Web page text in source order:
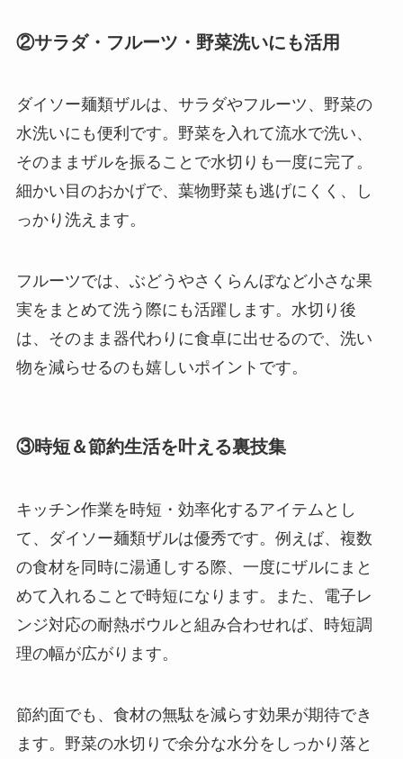
②サラダ・フルーツ・野菜洗いにも活用
ダイソー麺類ザルは、サラダやフルーツ、野菜の
水洗いにも便利です。野菜を入れて流水で洗い、
そのままザルを振ることで水切りも一度に完了。
細かい目のおかげで、葉物野菜も逃げにくく、し
っかり洗えます。
フルーツでは、ぶどうやさくらんぼなど小さな果
実をまとめて洗う際にも活躍します。水切り後
は、そのまま器代わりに食卓に出せるので、洗い
物を減らせるのも嬉しいポイントです。
③時短＆節約生活を叶える裏技集
キッチン作業を時短・効率化するアイテムとし
て、ダイソー麺類ザルは優秀です。例えば、複数
の食材を同時に湯通しする際、一度にザルにまと
めて入れることで時短になります。また、電子レ
ンジ対応の耐熱ボウルと組み合わせれば、時短調
理の幅が広がります。
節約面でも、食材の無駄を減らす効果が期待でき
ます。野菜の水切りで余分な水分をしっかり落と